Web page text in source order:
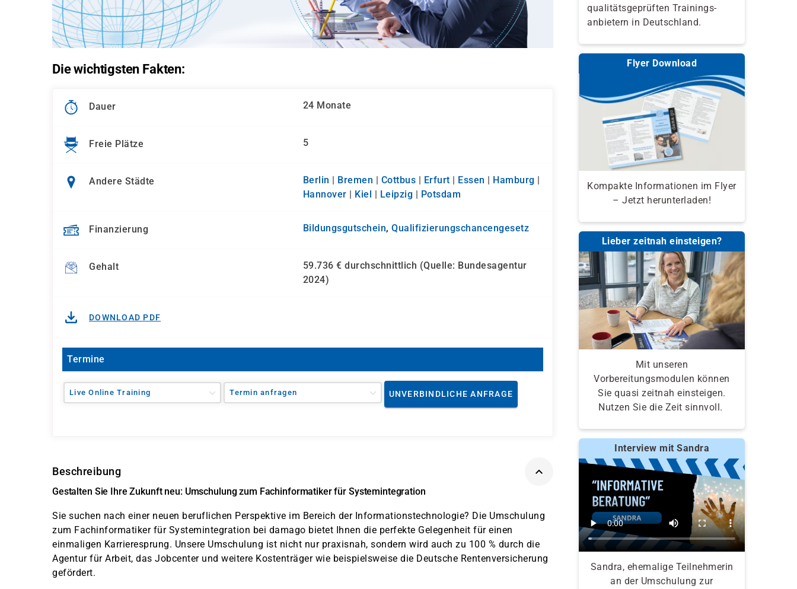
Die wichtigsten Fakten:
Dauer 24 Monate
Freie Plätze 5
Andere Städte Berlin | Bremen | Cottbus | Erfurt | Essen | Hamburg |
Hannover | Kiel | Leipzig | Potsdam
Finanzierung Bildungsgutschein, Qualifizierungs­chancen­gesetz
Gehalt
59.736 € durchschnittlich (Quelle: Bundesagentur
2024)
DOWNLOAD PDF
Termine
Live Online Training Termin anfragen UNVERBINDLICHE ANFRAGE
Beschreibung
Gestalten Sie Ihre Zukunft neu: Umschulung zum Fachinformatiker für Systemintegration
Sie suchen nach einer neuen beruflichen Perspektive im Bereich der Informationstechnologie? Die Umschulung
zum Fachinformatiker für Systemintegration bei damago bietet Ihnen die perfekte Gelegenheit für einen
einmaligen Karrieresprung. Unsere Umschulung ist nicht nur praxisnah, sondern wird auch zu 100 % durch die
Agentur für Arbeit, das Jobcenter und weitere Kostenträger wie beispielsweise die Deutsche Rentenversicherung
gefördert.
qualitäts­geprüften Trainings­
anbietern in Deutschland.
Flyer Download
Kompakte Informationen im Flyer
– Jetzt herunterladen!
Lieber zeitnah einsteigen?
Mit unseren
Vorbereitungsmodulen können
Sie quasi zeitnah einsteigen.
Nutzen Sie die Zeit sinnvoll.
Interview mit Sandra
Sandra, ehemalige Teilnehmerin
an der Umschulung zur